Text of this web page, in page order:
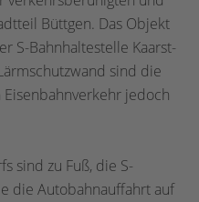
Büttgen. Das Objekt
S-Bahnhaltestelle Kaarst-
sind die
jedoch
sind zu Fuß, die S-
die Autobahnauffahrt auf